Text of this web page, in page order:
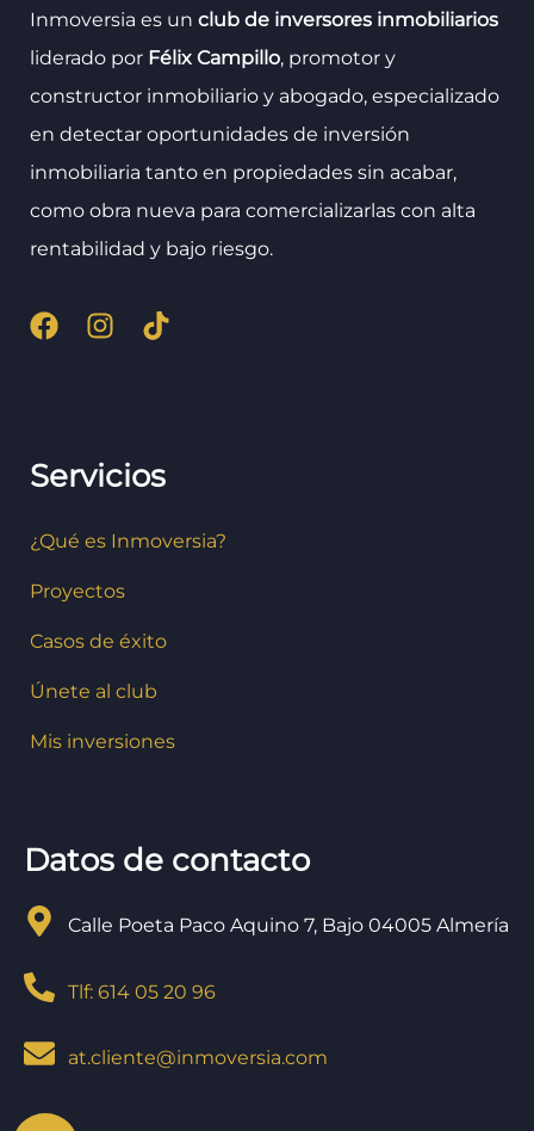
Inmoversia es un club de inversores inmobiliarios
liderado por Félix Campillo, promotor y
constructor inmobiliario y abogado, especializado
en detectar oportunidades de inversión
inmobiliaria tanto en propiedades sin acabar,
como obra nueva para comercializarlas con alta
rentabilidad y bajo riesgo.
Servicios
¿Qué es Inmoversia?
Proyectos
Casos de éxito
Únete al club
Mis inversiones
Datos de contacto
Calle Poeta Paco Aquino 7, Bajo 04005 Almería
Tlf: 614 05 20 96
at.cliente@inmoversia.com